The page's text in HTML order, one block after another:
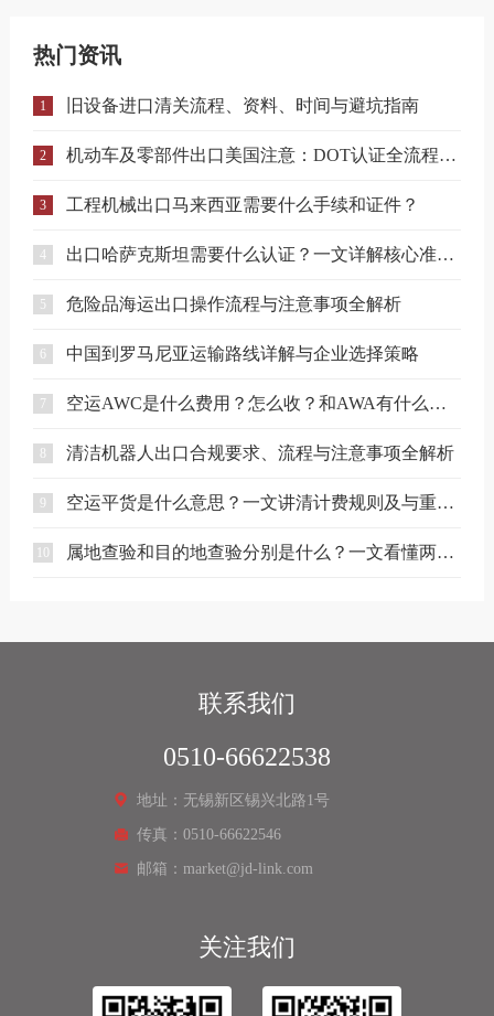
热门资讯
1 旧设备进口清关流程、资料、时间与避坑指南
2 机动车及零部件出口美国注意：DOT认证全流程与合规要点详解
3 工程机械出口马来西亚需要什么手续和证件？
4 出口哈萨克斯坦需要什么认证？一文详解核心准入要求
5 危险品海运出口操作流程与注意事项全解析
6 中国到罗马尼亚运输路线详解与企业选择策略
7 空运AWC是什么费用？怎么收？和AWA有什么区别？
8 清洁机器人出口合规要求、流程与注意事项全解析
9 空运平货是什么意思？一文讲清计费规则及与重货、泡货的区别
10 属地查验和目的地查验分别是什么？一文看懂两者区别
联系我们
0510-66622538
地址：无锡新区锡兴北路1号
传真：0510-66622546
邮箱：market@jd-link.com
关注我们